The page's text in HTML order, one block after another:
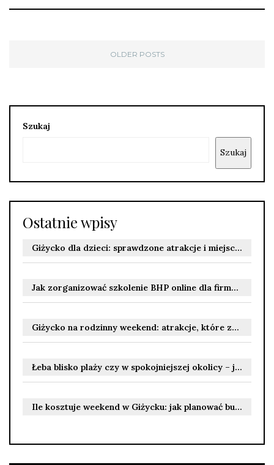
OLDER POSTS
Szukaj
Szukaj
Ostatnie wpisy
Giżycko dla dzieci: sprawdzone atrakcje i miejsca, które warto odwiedzić z rodziną
Jak zorganizować szkolenie BHP online dla firmy zgodnie z przepisami i wymaganiami stanowisk pracy
Giżycko na rodzinny weekend: atrakcje, które zainteresują dzieci i dorosłych oraz praktyczne wskazówki dla rodziców
Łeba blisko plaży czy w spokojniejszej okolicy – jak wybrać nocleg dopasowany do wakacyjnych potrzeb
Ile kosztuje weekend w Giżycku: jak planować budżet na noclegi, jedzenie i atrakcje